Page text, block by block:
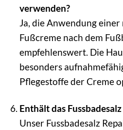
verwenden?
Ja, die Anwendung
Fußcreme nach dem
empfehlenswert. Die
besonders
Pflegestoffe der Creme
Enthält das
Unser Fussbadesalz